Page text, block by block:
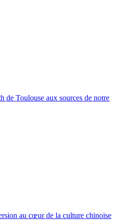
de Toulouse aux sources de notre
au cœur de la culture chinoise